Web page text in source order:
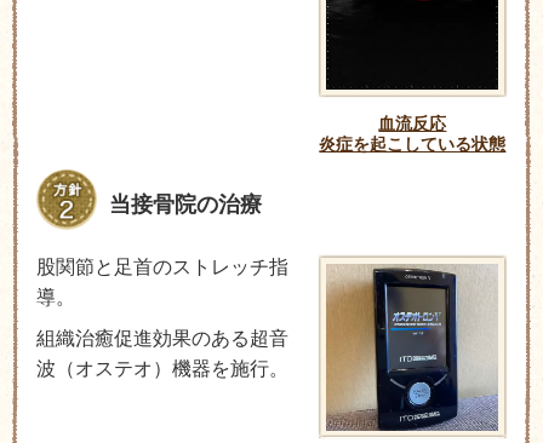
血流反応
炎症を起こしている状態
当接骨院の治療
股関節と足首のストレッチ指
導。
組織治癒促進効果のある超音
波（オステオ）機器を施行。